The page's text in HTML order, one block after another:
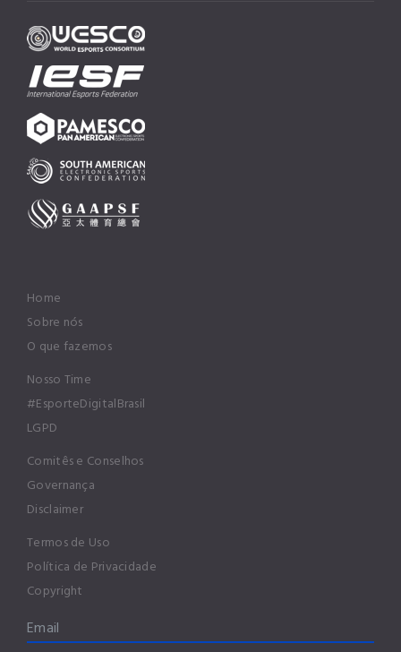
Home
Sobre nós
O que fazemos
Nosso Time
#EsporteDigitalBrasil
LGPD
Comitês e Conselhos
Governança
Disclaimer
Termos de Uso
Política de Privacidade
Copyright